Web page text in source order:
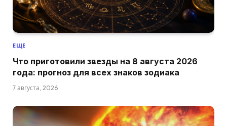
ЕЩЕ
Что приготовили звезды на 8 августа 2026
года: прогноз для всех знаков зодиака
7 августа, 2026